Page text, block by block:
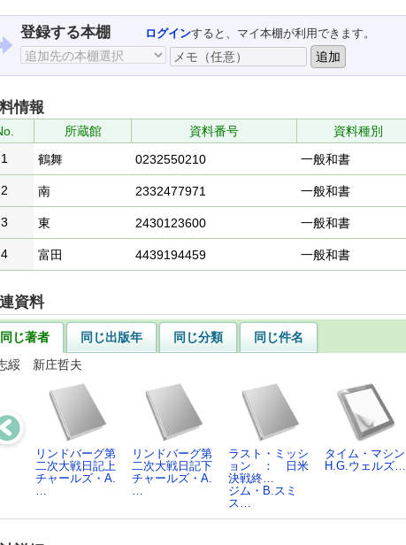
登録する本棚 ログインすると、マイ本棚が利用できます。
情報
所蔵館 資料番号 資料種別
1
鶴舞 0232550210 一般和書
2 南 2332477971 一般和書
3 東 2430123600 一般和書
4 富田 4439194459 一般和書
資料
同じ著者 同じ出版年 同じ分類
同じ件名
綏 新庄哲夫
リンドバーグ第
二次大戦日記上
チャールズ・A.
…
リンドバーグ第
二次大戦日記下
チャールズ・A.
…
ラスト・ミッシ
ョン ： 日米
決戦終…
ジム・B.スミ
ス…
タイム・マシン
H.G.ウェルズ…